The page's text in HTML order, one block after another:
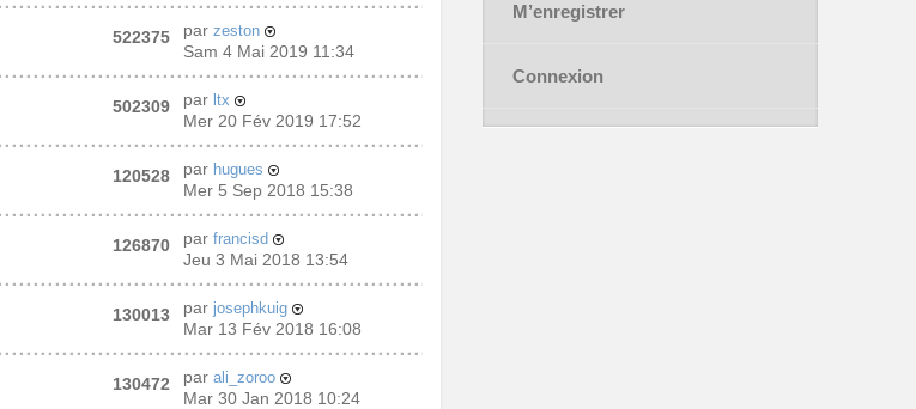
522375 par zeston
Sam 4 Mai 2019 11:34
502309 par ltx
Mer 20 Fév 2019 17:52
120528 par hugues
Mer 5 Sep 2018 15:38
126870 par francisd
Jeu 3 Mai 2018 13:54
130013 par josephkuig
Mar 13 Fév 2018 16:08
130472 par ali_zoroo
Mar 30 Jan 2018 10:24
M’enregistrer
Connexion